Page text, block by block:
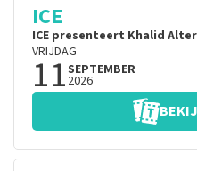
ICE
ICE presenteert Khalid
VRIJDAG
11SEPTEMBER
2026